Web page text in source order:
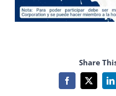
Share
Facebook
X